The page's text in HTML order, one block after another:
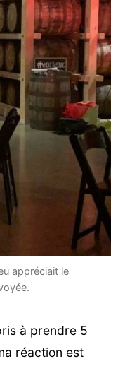
appréciait le
à prendre 5
réaction est